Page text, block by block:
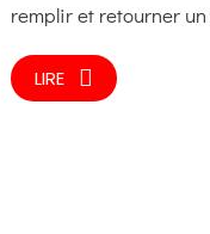
remplir et retourner
LIRE